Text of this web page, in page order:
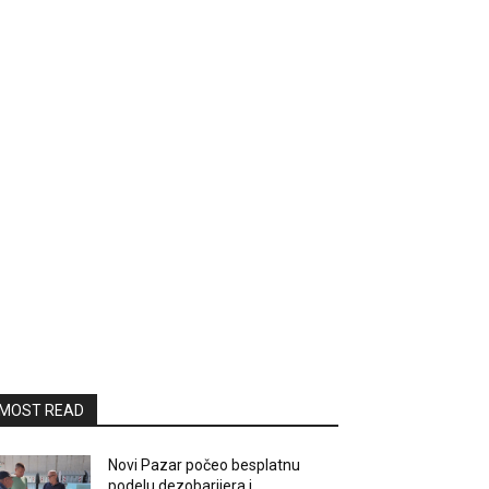
READ
Novi Pazar počeo besplatnu